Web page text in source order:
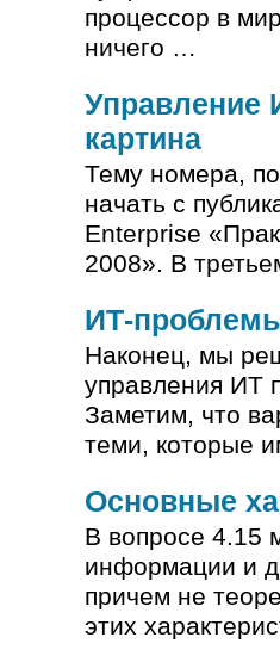
процессор в
ничего …
Управление
картина
Тему номера,
начать с
Enterprise
2008». В
ИТ-
Наконец, мы
управления ИТ
Заметим, что
теми, которые
Основные
В вопросе 4.15
информации и
причем не
этих